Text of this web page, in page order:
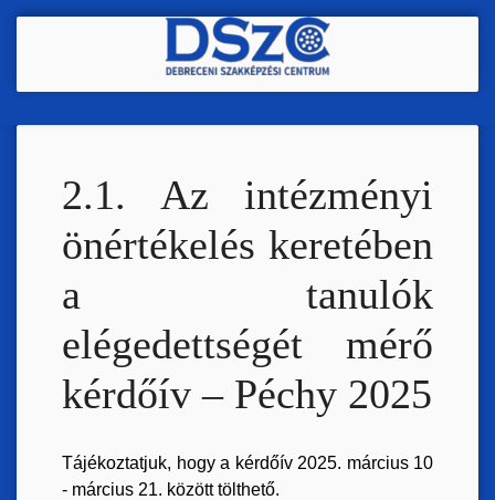
Ugrás
2.1. Az intézményi
önértékelés keretében
a tanulók
elégedettségét mérő
kérdőív – Péchy 2025
Tájékoztatjuk, hogy a kérdőív 2025. március 10
- március 21. között tölthető.